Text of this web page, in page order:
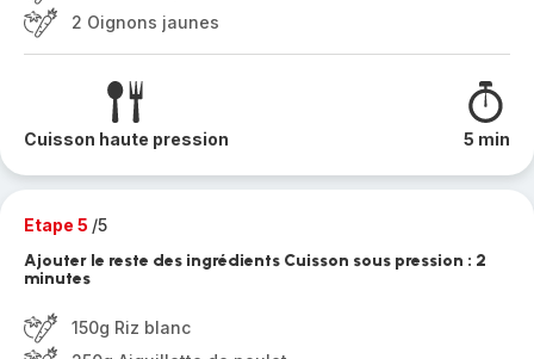
2 Oignons jaunes
Cuisson haute pression 5 min
Etape 5 /5
Ajouter le reste des ingrédients Cuisson sous pression : 2
minutes
150g Riz blanc